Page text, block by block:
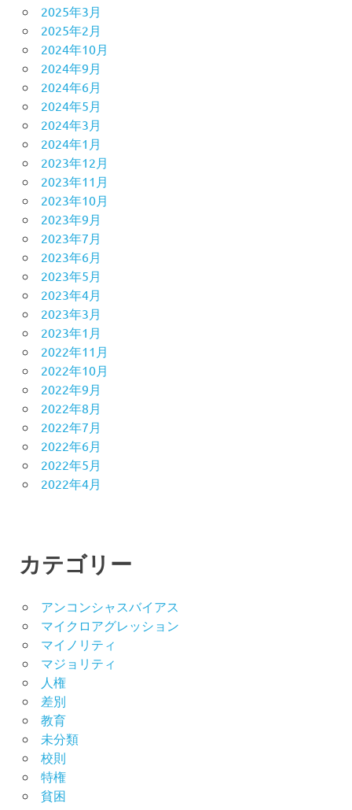
2025年3月
2025年2月
2024年10月
2024年9月
2024年6月
2024年5月
2024年3月
2024年1月
2023年12月
2023年11月
2023年10月
2023年9月
2023年7月
2023年6月
2023年5月
2023年4月
2023年3月
2023年1月
2022年11月
2022年10月
2022年9月
2022年8月
2022年7月
2022年6月
2022年5月
2022年4月
カテゴリー
アンコンシャスバイアス
マイクロアグレッション
マイノリティ
マジョリティ
人権
差別
教育
未分類
校則
特権
貧困